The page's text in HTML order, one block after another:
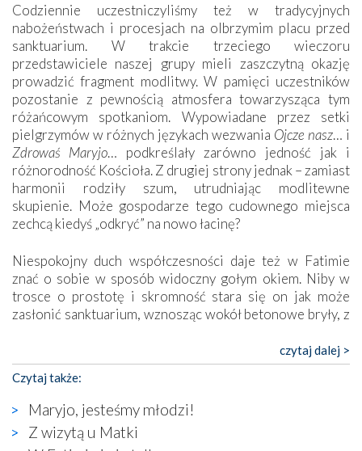
Codziennie uczestniczyliśmy też w tradycyjnych
nabożeństwach i procesjach na olbrzymim placu przed
sanktuarium. W trakcie trzeciego wieczoru
przedstawiciele naszej grupy mieli zaszczytną okazję
prowadzić fragment modlitwy. W pamięci uczestników
pozostanie z pewnością atmosfera towarzysząca tym
różańcowym spotkaniom. Wypowiadane przez setki
pielgrzymów w różnych językach wezwania Ojcze nasz… i
Zdrowaś Maryjo… podkreślały zarówno jedność jak i
różnorodność Kościoła. Z drugiej strony jednak – zamiast
harmonii rodziły szum, utrudniając modlitewne
skupienie. Może gospodarze tego cudownego miejsca
zechcą kiedyś „odkryć” na nowo łacinę?
Niespokojny duch współczesności daje też w Fatimie
znać o sobie w sposób widoczny gołym okiem. Niby w
trosce o prostotę i skromność stara się on jak może
zasłonić sanktuarium, wznosząc wokół betonowe bryły, z
katolickiego kultu. Tylko co wspólnego z żywą,
autentyczną wiarą mogą mieć płaskie, szare bunkry albo
kaplice, w których Tabernakulum przypomina bardziej
skrzynkę na narzędzia? Albo co powiedzieć o ustawionym
tuż przy nowej bazylice wielkim krzyżu, na którym
zamiast Chrystusa umieszczono dziwaczną postać jakby
czytaj dalej >
Czytaj także:
Maryjo, jesteśmy młodzi!
Z wizytą u Matki